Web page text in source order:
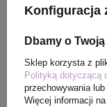
Kolor
Konfiguracja
Dbamy o
Sklep korzysta z
Polityką dotyczącą
przechowywania
Więcej informacji